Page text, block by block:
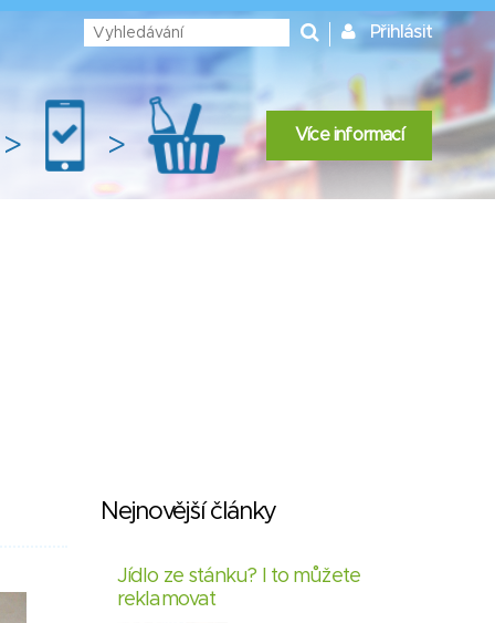
Přihlásit
> > Více informací
Nejnovější články
Jídlo ze stánku? I to můžete
reklamovat